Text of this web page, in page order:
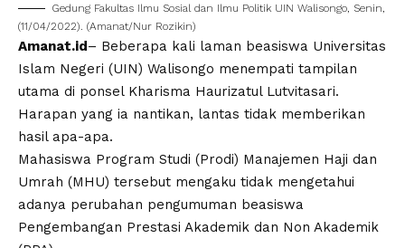
Gedung Fakultas Ilmu Sosial dan Ilmu Politik UIN Walisongo, Senin,
(11/04/2022). (Amanat/Nur Rozikin)
Amanat.id– Beberapa kali laman beasiswa Universitas
Islam Negeri (UIN) Walisongo menempati tampilan
utama di ponsel Kharisma Haurizatul Lutvitasari.
Harapan yang ia nantikan, lantas tidak memberikan
hasil apa-apa.
Mahasiswa Program Studi (Prodi) Manajemen Haji dan
Umrah (MHU) tersebut mengaku tidak mengetahui
adanya perubahan pengumuman beasiswa
Pengembangan Prestasi Akademik dan Non Akademik